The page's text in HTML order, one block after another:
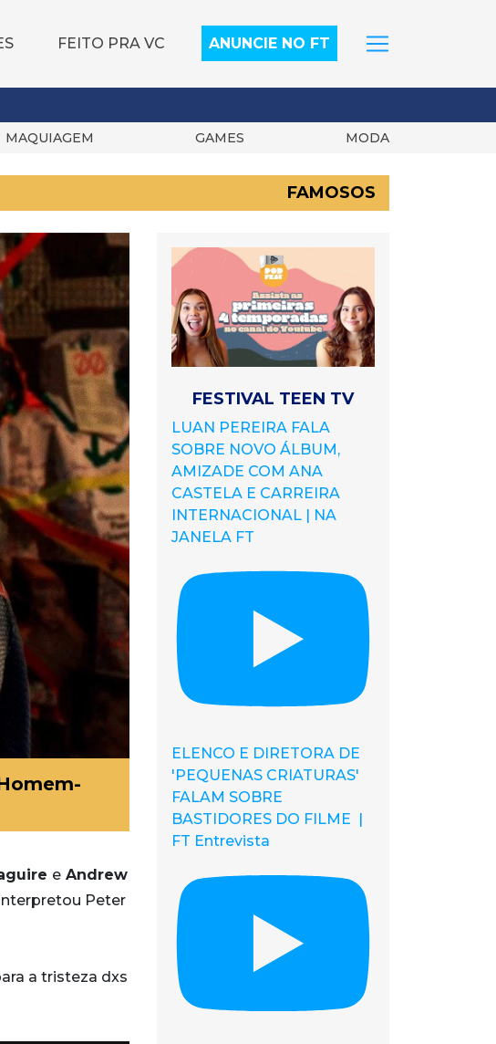
FEITO PRA VC ANUNCIE NO FT
MAQUIAGEM GAMES MODA
FAMOSOS
e Andrew
Peter
a tristeza dxs
FESTIVAL TEEN TV
LUAN PEREIRA FALA
SOBRE NOVO ÁLBUM,
AMIZADE COM ANA
CASTELA E CARREIRA
INTERNACIONAL | NA
JANELA FT
ELENCO E DIRETORA DE
'PEQUENAS CRIATURAS'
FALAM SOBRE
BASTIDORES DO FILME |
FT Entrevista